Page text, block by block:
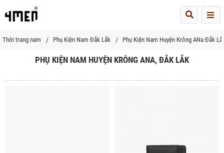
Thời trang nam Phụ Kiện Nam Đắk Lắk Phụ Kiện Nam Huyện Krông ANa Đắk
PHỤ KIỆN NAM HUYỆN KRÔNG ANA, ĐẮK LẮK